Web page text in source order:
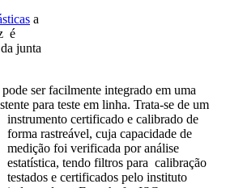
a
é
junta
ser facilmente integrado em uma
para teste em linha. Trata-se de um
instrumento certificado e calibrado de
forma rastreável, cuja capacidade de
medição foi verificada por análise
estatística, tendo filtros para calibração
testados e certificados pelo instituto